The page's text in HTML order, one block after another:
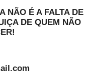
NÃO É A FALTA DE
DE QUEM NÃO